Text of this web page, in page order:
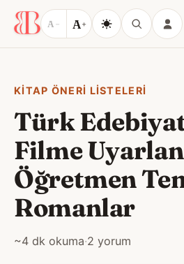
A − A+
KITAP ÖNERI LISTELERI
Türk
Filme
Öğretmen
Romanlar
~4 dk okuma·2 yorum